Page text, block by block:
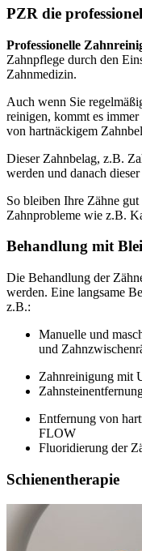
PZR die
Professionelle
Zahnpflege durch den
Zahnmedizin.
Auch wenn Sie
reinigen, kommt es
von hartnäckigem
Dieser Zahnbelag, z.B.
werden und danach
So bleiben Ihre Zähne
Zahnprobleme wie z.B.
Behandlung mit
Die Behandlung der
werden. Eine langsame
z.B.:
Manuelle und
und
Zahnreinigung mit
Entfernung von
FLOW
Fluoridierung der
Schienentherapie